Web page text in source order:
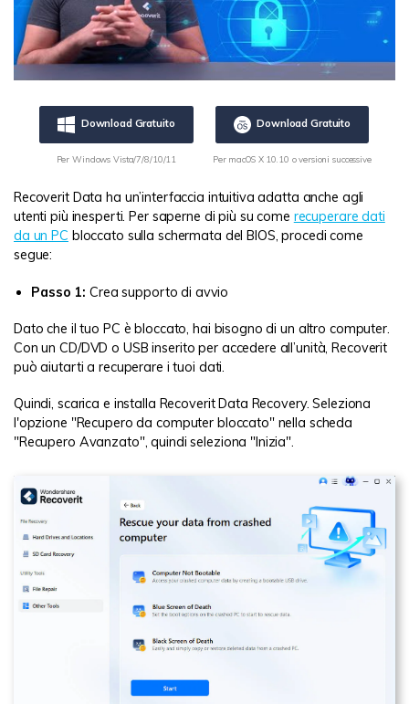
Download Gratuito
Per Windows Vista/7/8/10/11
Download Gratuito
Per macOS X 10.10 o versioni successive
Recoverit Data ha un’interfaccia intuitiva adatta anche agli
utenti più inesperti. Per saperne di più su come recuperare dati
da un PC bloccato sulla schermata del BIOS, procedi come
segue:
Passo 1: Crea supporto di avvio
Dato che il tuo PC è bloccato, hai bisogno di un altro computer.
Con un CD/DVD o USB inserito per accedere all’unità, Recoverit
può aiutarti a recuperare i tuoi dati.
Quindi, scarica e installa Recoverit Data Recovery. Seleziona
l'opzione "Recupero da computer bloccato" nella scheda
"Recupero Avanzato", quindi seleziona "Inizia".